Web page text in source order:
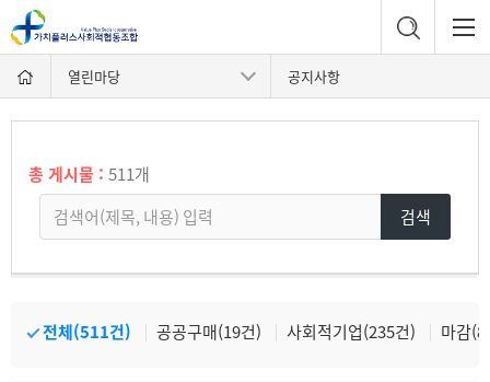
열린마당 공지사항
총 게시물 : 511개
검색
전체(511건) 공공구매(19건) 사회적기업(235건) 마감